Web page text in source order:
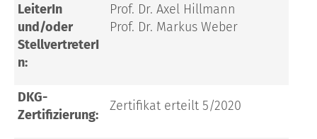
LeiterIn
und/oder
StellvertreterI
n:
Prof. Dr. Axel Hillmann
Prof. Dr. Markus Weber
DKG-
Zertifizierung:
Zertifikat erteilt 5/2020